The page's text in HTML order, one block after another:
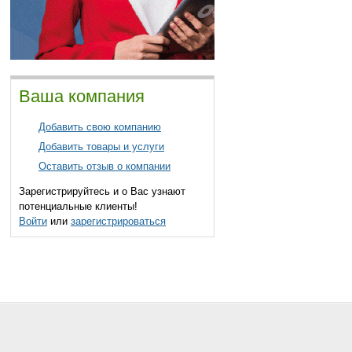
Ваша компания
Добавить свою компанию
Добавить товары и услуги
Оставить отзыв о компании
Зарегистрируйтесь и о Вас узнают
потенциальные клиенты!
Войти или зарегистрироваться